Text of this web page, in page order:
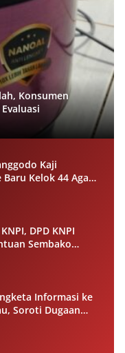
Konsumen
Kaji
Kelok 44 Agam
Keselamatan
DPD KNPI
Sembako
Informasi ke
Soroti Dugaan
ke